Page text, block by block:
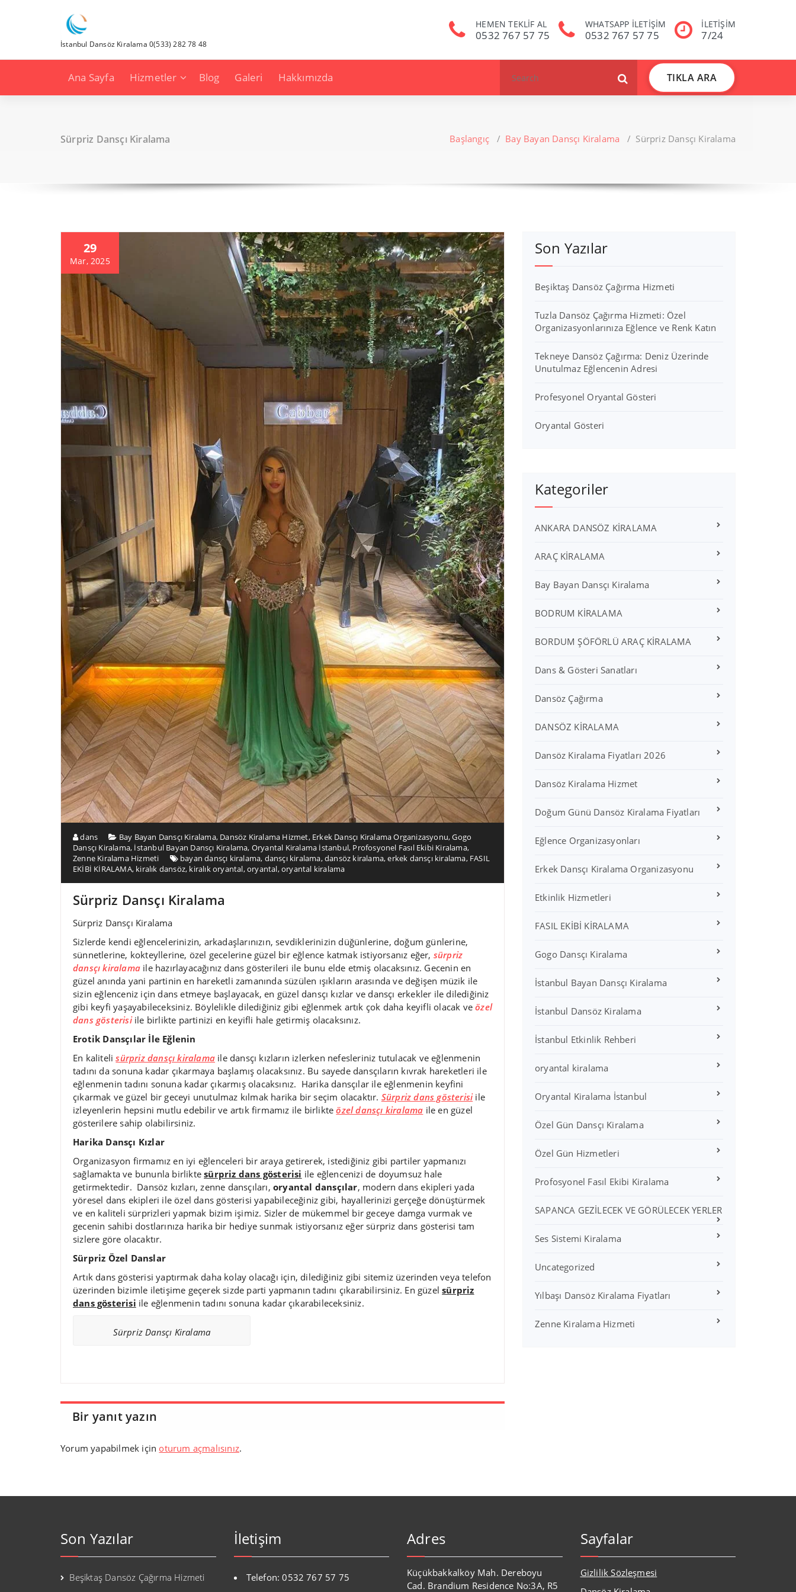
İstanbul Dansöz Kiralama 0(533) 282 78 48
HEMEN TEKLİF AL
0532 767 57 75
WHATSAPP İLETİŞİM
0532 767 57 75
İLETİŞİM
7/24
Ana Sayfa Hizmetler Blog Galeri Hakkımızda
for:
TIKLA ARA
Sürpriz Dansçı Kiralama Başlangıç/ Bay Bayan Dansçı Kiralama / Sürpriz Dansçı Kiralama
29
Mar, 2025
dans Bay Bayan Dansçı Kiralama, Dansöz Kiralama Hizmet, Erkek Dansçı Kiralama Organizasyonu,Gogo
Dansçı Kiralama, İstanbul Bayan Dansçı Kiralama, Oryantal Kiralama İstanbul, Profosyonel Fasıl Ekibi Kiralama,
Zenne Kiralama Hizmeti
bayan dansçı kiralama, dansçı kiralama,dansöz kiralama,erkek dansçı kiralama, FASIL
EKİBİ KİRALAMA, kiralık dansöz, kiralık oryantal,oryantal,oryantal kiralama
Sürpriz Dansçı Kiralama
Sürpriz Dansçı Kiralama
Sizlerde kendi eğlencelerinizin, arkadaşlarınızın, sevdiklerinizin düğünlerine, doğum günlerine,
sünnetlerine, kokteyllerine, özel gecelerine güzel bir eğlence katmak istiyorsanız eğer, sürpriz
dansçı kiralama ile hazırlayacağınız dans gösterileri ile bunu elde etmiş olacaksınız. Gecenin en
güzel anında yani partinin en hareketli zamanında süzülen ışıkların arasında ve değişen müzik ile
sizin eğlenceniz için dans etmeye başlayacak, en güzel dansçı kızlar ve dansçı erkekler ile dilediğiniz
gibi keyfi yaşayabileceksiniz. Böylelikle dilediğiniz gibi eğlenmek artık çok daha keyifli olacak veözel
dans gösterisiile birlikte partinizi en keyifli hale getirmiş olacaksınız.
Erotik Dansçılar İle Eğlenin
En kalitelisürpriz dansçı kiralama ile dansçı kızların izlerken nefesleriniz tutulacak ve eğlenmenin
tadını da sonuna kadar çıkarmaya başlamış olacaksınız. Bu sayede dansçıların kıvrak hareketleri ile
eğlenmenin tadını sonuna kadar çıkarmış olacaksınız. Harika dansçılar ile eğlenmenin keyfini
çıkarmak ve güzel bir geceyi unutulmaz kılmak harika bir seçim olacaktır. Sürpriz dans gösterisiile
izleyenlerin hepsini mutlu edebilir ve artık firmamız ile birlikteözel dansçı kiralama ile en güzel
gösterilere sahip olabilirsiniz.
Harika Dansçı Kızlar
Organizasyon firmamız en iyi eğlenceleri bir araya getirerek, istediğiniz gibi partiler yapmanızı
sağlamakta ve bununla birliktesürpriz dans gösterisi ile eğlencenizi de doyumsuz hale
getirmektedir. Dansöz kızları, zenne dansçıları,oryantal dansçılar, modern dans ekipleri yada
yöresel dans ekipleri ile özel dans gösterisi yapabileceğiniz gibi, hayallerinizi gerçeğe dönüştürmek
ve en kaliteli sürprizleri yapmak bizim işimiz. Sizler de mükemmel bir geceye damga vurmak ve
gecenin sahibi dostlarınıza harika bir hediye sunmak istiyorsanız eğer sürpriz dans gösterisi tam
sizlere göre olacaktır.
Sürpriz Özel Danslar
Artık dans gösterisi yaptırmak daha kolay olacağı için, dilediğiniz gibi sitemiz üzerinden veya telefon
üzerinden bizimle iletişime geçerek sizde parti yapmanın tadını çıkarabilirsiniz. En güzelsürpriz
dans gösterisi ile eğlenmenin tadını sonuna kadar çıkarabileceksiniz.
Sürpriz Dansçı Kiralama
Bir yanıt yazın
Yorum yapabilmek için oturum açmalısınız.
Son Yazılar
Beşiktaş Dansöz Çağırma Hizmeti
Tuzla Dansöz Çağırma Hizmeti: Özel
Organizasyonlarınıza Eğlence ve Renk Katın
Tekneye Dansöz Çağırma: Deniz Üzerinde
Unutulmaz Eğlencenin Adresi
Profesyonel Oryantal Gösteri
Oryantal Gösteri
Kategoriler
ANKARA DANSÖZ KİRALAMA
ARAÇ KİRALAMA
Bay Bayan Dansçı Kiralama
BODRUM KİRALAMA
BORDUM ŞÖFÖRLÜ ARAÇ KİRALAMA
Dans & Gösteri Sanatları
Dansöz Çağırma
DANSÖZ KİRALAMA
Dansöz Kiralama Fiyatları 2026
Dansöz Kiralama Hizmet
Doğum Günü Dansöz Kiralama Fiyatları
Eğlence Organizasyonları
Erkek Dansçı Kiralama Organizasyonu
Etkinlik Hizmetleri
FASIL EKİBİ KİRALAMA
Gogo Dansçı Kiralama
İstanbul Bayan Dansçı Kiralama
İstanbul Dansöz Kiralama
İstanbul Etkinlik Rehberi
oryantal kiralama
Oryantal Kiralama İstanbul
Özel Gün Dansçı Kiralama
Özel Gün Hizmetleri
Profosyonel Fasıl Ekibi Kiralama
SAPANCA GEZİLECEK VE GÖRÜLECEK YERLER
Ses Sistemi Kiralama
Uncategorized
Yılbaşı Dansöz Kiralama Fiyatları
Zenne Kiralama Hizmeti
Son Yazılar
Beşiktaş Dansöz Çağırma Hizmeti
İletişim
Telefon: 0532 767 57 75
Adres
Küçükbakkalköy Mah. Dereboyu
Cad. Brandium Residence No:3A, R5
Sayfalar
Gizlilik Sözleşmesi